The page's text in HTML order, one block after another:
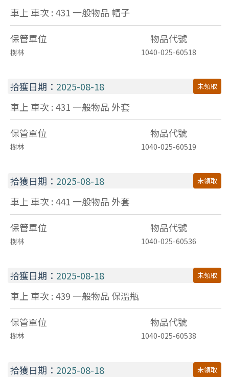
車上 車次 : 431一般物品 帽子
保管單位
物品代號
樹林 1040-025-60518
拾獲日期： 2025-08-18 未領取
車上 車次 : 431一般物品 外套
保管單位
物品代號
樹林 1040-025-60519
拾獲日期： 2025-08-18 未領取
車上 車次 : 441一般物品 外套
保管單位
物品代號
樹林 1040-025-60536
拾獲日期： 2025-08-18 未領取
車上 車次 : 439一般物品保溫瓶
保管單位
物品代號
樹林 1040-025-60538
拾獲日期： 2025-08-18 未領取